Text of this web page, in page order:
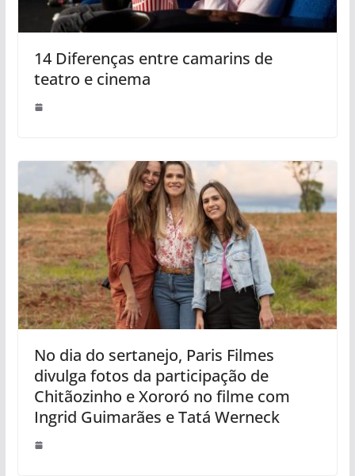
14 Diferenças entre camarins de
teatro e cinema
No dia do sertanejo, Paris Filmes
divulga fotos da participação de
Chitãozinho e Xororó no filme com
Ingrid Guimarães e Tatá Werneck